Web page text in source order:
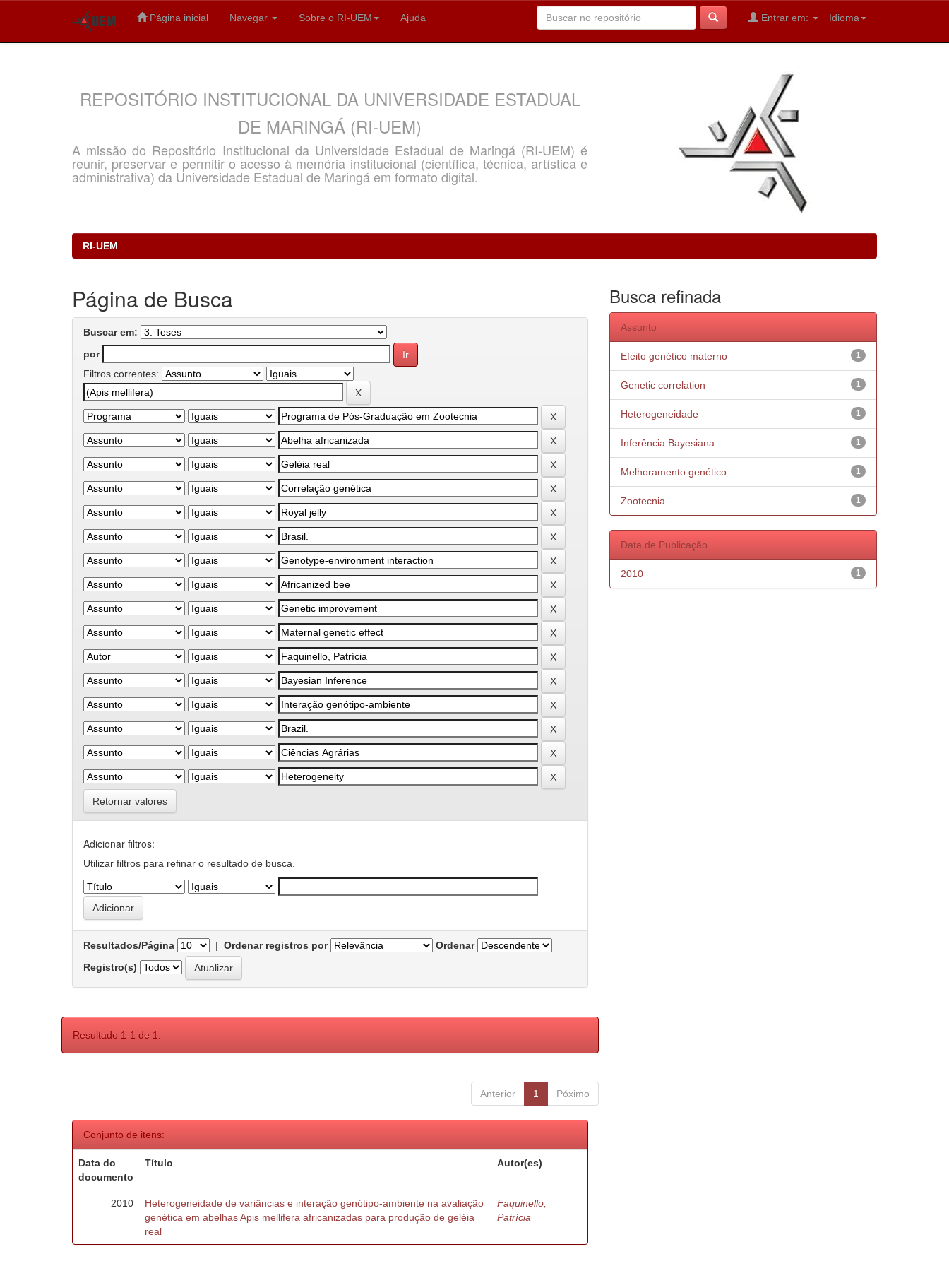
Página inicial Navegar Sobre o RI-UEM Ajuda Idioma
Entrar em:
REPOSITÓRIO INSTITUCIONAL DA UNIVERSIDADE ESTADUAL
DE MARINGÁ (RI-UEM)
A missão do Repositório Institucional da Universidade Estadual de Maringá (RI-UEM) é
reunir, preservar e permitir o acesso à memória institucional (científica, técnica, artística e
administrativa) da Universidade Estadual de Maringá em formato digital.
RI-UEM
Página de Busca
Buscar em:
por
Filtros correntes:
Retornar valores
Adicionar filtros:
Utilizar filtros para refinar o resultado de busca.
Resultados/Página | Ordenar registros por
Ordenar
Registro(s)
Resultado 1-1 de 1.
Anterior 1 Póximo
Conjunto de itens:
Data do
documento
Título Autor(es)
2010
Heterogeneidade de variâncias e interação genótipo-ambiente na avaliação
genética em abelhas Apis mellifera africanizadas para produção de geléia
real
Faquinello,
Patrícia
Busca refinada
Assunto
1
Efeito genético materno
1
Genetic correlation
1
Heterogeneidade
1
Inferência Bayesiana
1
Melhoramento genético
1
Zootecnia
Data de Publicação
1
2010